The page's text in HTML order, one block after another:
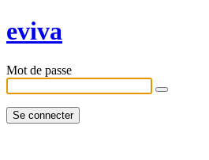
eviva
Mot de passe